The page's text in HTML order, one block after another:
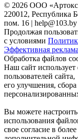
© 2026 ООО
220012, Республика
пом. 16 | help@103.by
Продолжая
с условиями
Эффективная
Обработка файлов
Наш сайт использует
пользователей сайта,
его улучшения,
Вы можете
использования
свое согласие в